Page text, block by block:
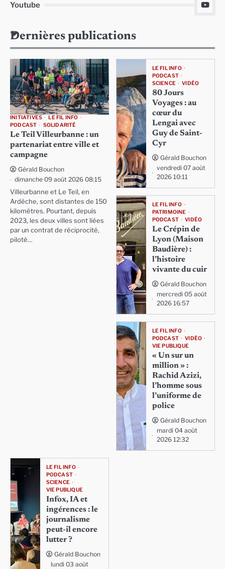
Youtube
Dernières publications
INITIATIVES
LE FIL INFO
PODCAST
SOLIDARITÉ
Le Teil Villeurbanne : un
partenariat entre ville et
campagne
Gérald Bouchon
dimanche 09 août 2026 08:15
Villeurbanne et Le Teil, en
Ardèche, sont distantes de 150
kilomètres. Pourtant, depuis
2023, les deux villes sont liées
par un contrat de réciprocité,
piloté…
LE FIL INFO
PODCAST
SCIENCE
VIDÉO
80 Jours
Voyages : au
cœur du
Lengai avec
Guy de Saint-
Cyr
Gérald Bouchon
vendredi 07 août
2026 10:11
LE FIL INFO
PATRIMOINE
PODCAST
VIDÉO
Le Crépin de
Lyon (Maison
Baudière) :
l’histoire
vivante du cuir
Gérald Bouchon
mercredi 05 août
2026 16:57
LE FIL INFO
PODCAST
VIDÉO
VIE PUBLIQUE
« Un sur un
million » :
Rachid Azizi,
l’homme sous
l’uniforme de
police
Gérald Bouchon
mardi 04 août
2026 12:32
LE FIL INFO
PODCAST
SCIENCE
VIE PUBLIQUE
Infox, IA et
ingérences : le
journalisme
peut-il encore
lutter ?
Gérald Bouchon
lundi 03 août